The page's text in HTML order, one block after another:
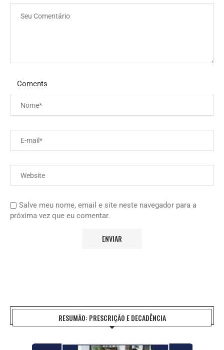
Coments
Salve meu nome, email e site neste navegador para a
próxima vez que eu comentar.
RESUMÃO: PRESCRIÇÃO E DECADÊNCIA